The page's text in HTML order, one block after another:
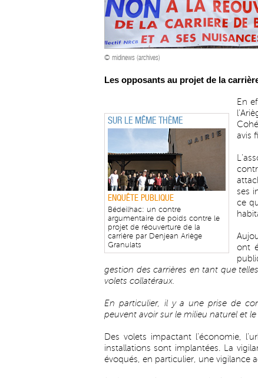
© midinews (archives)
SUR LE MÊME THÈME
ENQUÊTE PUBLIQUE
Bédeilhac: un contre
argumentaire de poids contre le
projet de réouverture de la
carrière par Denjean Ariège
Granulats
Les opposants au projet de la
En
avis
ses
ce
ont
gestion des carrières en tant que
volets collatéraux.
En particulier, il y a une prise de
peuvent avoir sur le milieu naturel et
Des volets impactant l’économie,
installations sont implantées. La
évoqués, en particulier, une vigilance